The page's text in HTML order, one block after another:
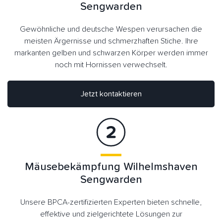
Sengwarden
Gewöhnliche und deutsche Wespen verursachen die
meisten Ärgernisse und schmerzhaften Stiche. Ihre
markanten gelben und schwarzen Körper werden immer
noch mit Hornissen verwechselt.
Jetzt kontaktieren
Mäusebekämpfung Wilhelmshaven
Sengwarden
Unsere BPCA-zertifizierten Experten bieten schnelle,
effektive und zielgerichtete Lösungen zur